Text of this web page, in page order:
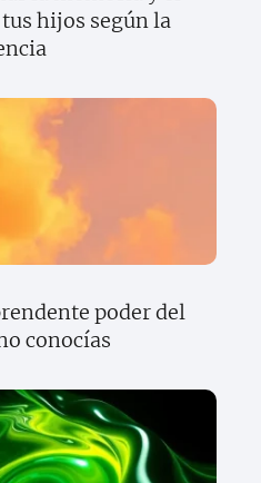
hijos según la
poder del
conocías